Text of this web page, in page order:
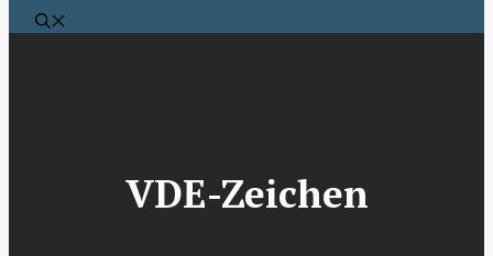
VDE-Zeichen